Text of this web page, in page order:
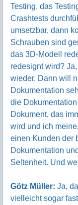
Testing, das
Crashtests
umsetzbar, dann
Schrauben sind
das 3D-Modell
redesignt wird?
wieder. Dann will
Dokumentation
die
Dokument, das
wird und ich
einen Kunden der
Dokumentation
Seltenheit. Und
Götz Müller: Ja,
vielleicht sogar